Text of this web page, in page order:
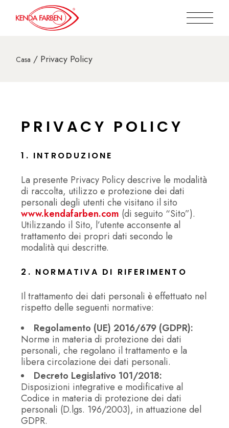
Casa Privacy Policy
PRIVACY POLICY
1. INTRODUZIONE
La presente Privacy Policy descrive le modalità
di raccolta, utilizzo e protezione dei dati
personali degli utenti che visitano il sito
www.kendafarben.com (di seguito “Sito”).
Utilizzando il Sito, l’utente acconsente al
trattamento dei propri dati secondo le
modalità qui descritte.
2. NORMATIVA DI RIFERIMENTO
Il trattamento dei dati personali è effettuato nel
rispetto delle seguenti normative:
Regolamento (UE) 2016/679 (GDPR):
Norme in materia di protezione dei dati
personali, che regolano il trattamento e la
libera circolazione dei dati personali.
Decreto Legislativo 101/2018:
Disposizioni integrative e modificative al
Codice in materia di protezione dei dati
personali (D.lgs. 196/2003), in attuazione del
GDPR.